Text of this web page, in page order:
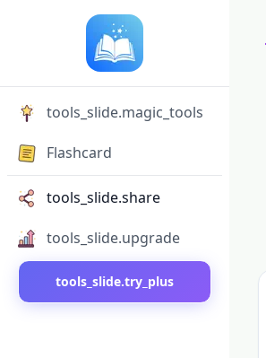
tools_slide.magic_tools
Flashcard
tools_slide.share
tools_slide.upgrade
tools_slide.try_plus